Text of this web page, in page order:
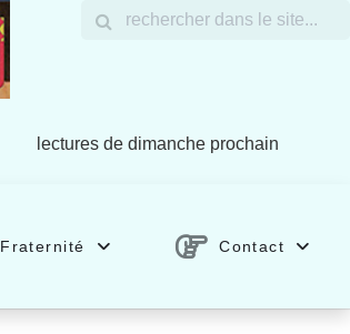
lectures de dimanche prochain
Fraternité Contact